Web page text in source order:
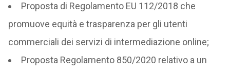
Proposta di Regolamento EU 112/2018 che
promuove equità e trasparenza per gli utenti
commerciali dei servizi di intermediazione online;
Proposta Regolamento 850/2020 relativo a un